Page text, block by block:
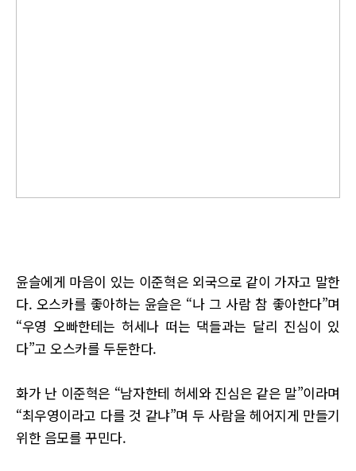
윤슬에게 마음이 있는 이준혁은 외국으로 같이 가자고 말한
다. 오스카를 좋아하는 윤슬은 “나 그 사람 참 좋아한다”며
“우영 오빠한테는 허세나 떠는 댁들과는 달리 진심이 있
다”고 오스카를 두둔한다.
화가 난 이준혁은 “남자한테 허세와 진심은 같은 말”이라며
“최우영이라고 다를 것 같냐”며 두 사람을 헤어지게 만들기
위한 음모를 꾸민다.